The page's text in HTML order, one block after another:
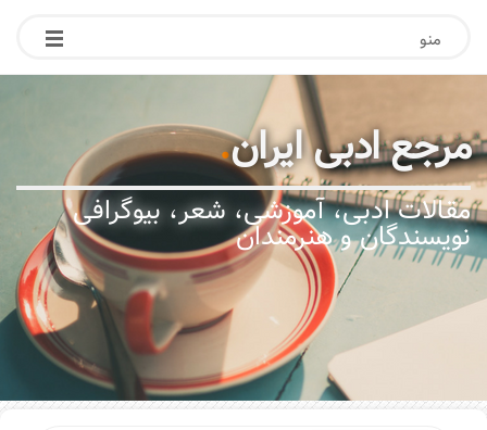
منو
مرجع ادبی ایران.
مقالات ادبی، آموزشی، شعر، بیوگرافی
نویسندگان و هنرمندان